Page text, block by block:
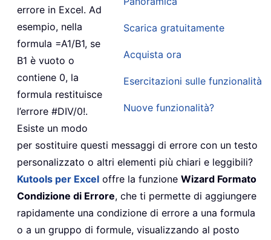
Scarica gratuitamente
Acquista ora
Esercitazioni sulle funzionalità
Nuove funzionalità?
errore in Excel. Ad
esempio, nella
formula =A1/B1, se
B1 è vuoto o
contiene 0, la
formula restituisce
l’errore #DIV/0!.
Esiste un modo
per sostituire questi messaggi di errore con un testo
personalizzato o altri elementi più chiari e leggibili?
Kutools per Excel offre la funzione Wizard Formato
Condizione di Errore, che ti permette di aggiungere
rapidamente una condizione di errore a una formula
o a un gruppo di formule, visualizzando al posto